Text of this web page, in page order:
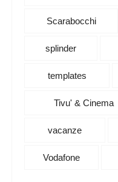
Scarabocchi
splinder
templates
Tivu' & Cinema
vacanze
Vodafone